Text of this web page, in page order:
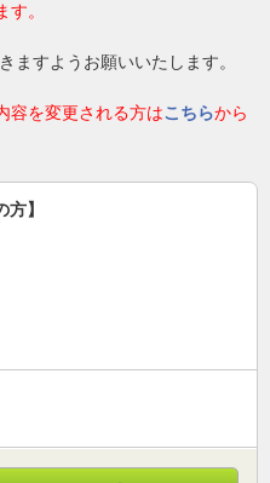
。
ますようお願いいたします。
容を変更される方はこちらから
】